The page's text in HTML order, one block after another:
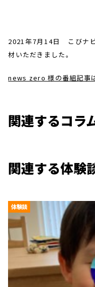
2021年7月14日 こびナ
材いただきました。
news zero 様の番組記事
関連するコラ
関連する体験
体験談